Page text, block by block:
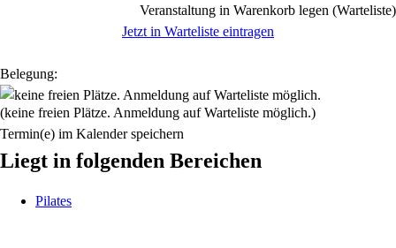
Veranstaltung in Warenkorb legen (Warteliste)
Jetzt in Warteliste eintragen
Belegung:
(keine freien Plätze. Anmeldung auf Warteliste möglich.)
Termin(e) im Kalender speichern
Liegt in folgenden Bereichen
Pilates